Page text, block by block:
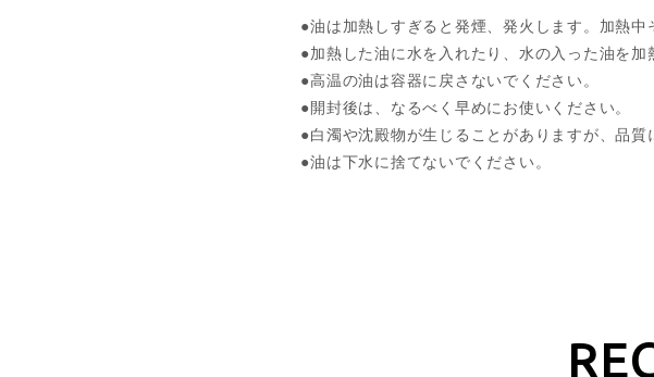
●油は加熱しすぎると発煙、発火します。加熱
●加熱した油に水を入れたり、水の入った油を
●高温の油は容器に戻さないでください。
●開封後は、なるべく早めにお使いください。
●白濁や沈殿物が生じることがありますが、品質
●油は下水に捨てないでください。